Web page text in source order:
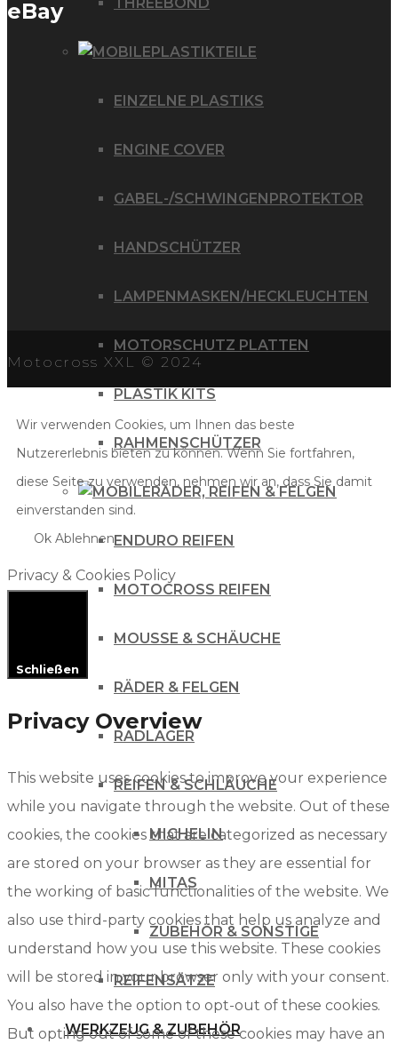
PLASTIKTEILE
EINZELNE PLASTIKS
ENGINE COVER
GABEL-/SCHWINGENPROTEKTOR
HANDSCHÜTZER
LAMPENMASKEN/HECKLEUCHTEN
MOTORSCHUTZ PLATTEN
PLASTIK KITS
RAHMENSCHÜTZER
RÄDER, REIFEN & FELGEN
ENDURO REIFEN
MOTOCROSS REIFEN
MOUSSE & SCHÄUCHE
RÄDER & FELGEN
RADLAGER
REIFEN & SCHLÄUCHE
MICHELIN
MITAS
ZUBEHÖR & SONSTIGE
REIFENSÄTZE
WERKZEUG & ZUBEHÖR
eBay
Motocross XXL © 2024
Wir verwenden Cookies, um Ihnen das beste
Nutzererlebnis bieten zu können. Wenn Sie fortfahren,
diese Seite zu verwenden, nehmen wir an, dass Sie damit
einverstanden sind.
Ok Ablehnen
Privacy & Cookies Policy
Schließen
Privacy Overview
This website uses cookies to improve your experience
while you navigate through the website. Out of these
cookies, the cookies that are categorized as necessary
are stored on your browser as they are essential for
the working of basic functionalities of the website. We
also use third-party cookies that help us analyze and
understand how you use this website. These cookies
will be stored in your browser only with your consent.
You also have the option to opt-out of these cookies.
But opting out of some of these cookies may have an